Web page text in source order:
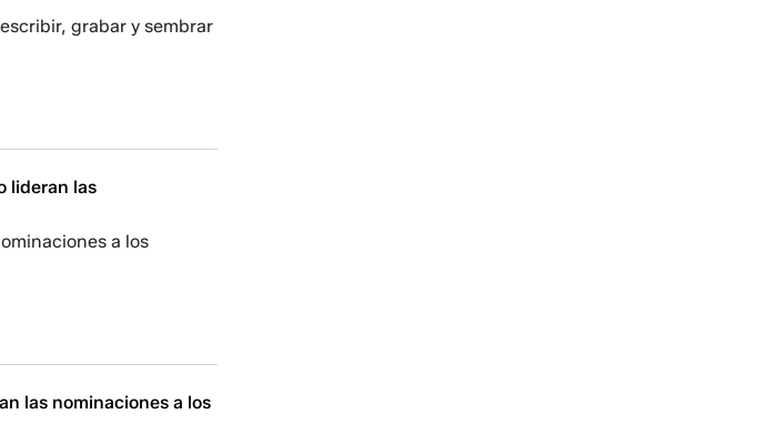
grabar y sembrar
lideran las
a los
las nominaciones a los